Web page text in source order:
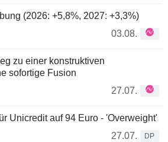
(2026: +5,8%, 2027: +3,3%)
03.08.
zu einer konstruktiven
sofortige Fusion
27.07.
Unicredit auf 94 Euro - 'Overweight'
27.07.
DP